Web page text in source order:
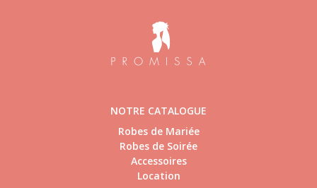
NOTRE CATALOGUE
Robes de Mariée
Robes de Soirée
Accessoires
Location